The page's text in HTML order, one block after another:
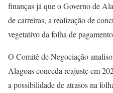
finanças já que o Governo de
de carreiras, a realização de
vegetativo da folha de
O Comitê de Negociação
Alagoas conceda reajuste em
a possibilidade de atrasos na